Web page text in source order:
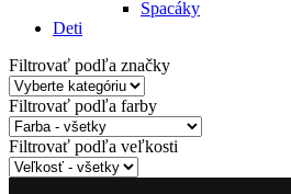
Spacáky
Deti
Filtrovať podľa značky
Filtrovať podľa farby
Filtrovať podľa veľkosti